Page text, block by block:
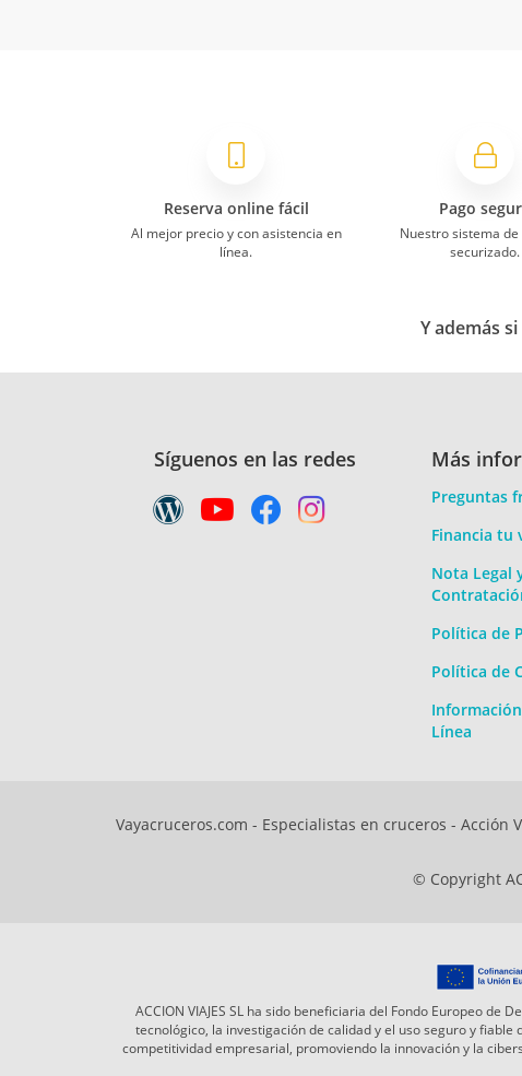
Reserva online fácil
Al mejor precio y con asistencia en
línea.
Pago
Nuestro sistema de
securizado.
Y además
Síguenos en las redes Más
Preguntas
Financia tu
Nota Legal
Política de
Política de
Línea
Vayacruceros.com - Especialistas en cruceros - Acción
© Copyright
ACCION VIAJES SL ha sido beneficiaria del Fondo Europeo
tecnológico, la investigación de calidad y el uso seguro y
competitividad empresarial, promoviendo la innovación y la